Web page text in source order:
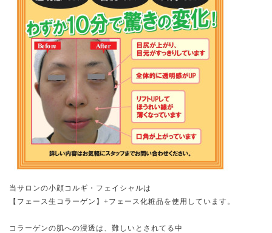
当サロンの小顔コルギ・フェイシャルは
【フェース生コラーゲン】+フェース化粧品を使用しています。
コラーゲンの肌への浸透は、難しいとされてる中